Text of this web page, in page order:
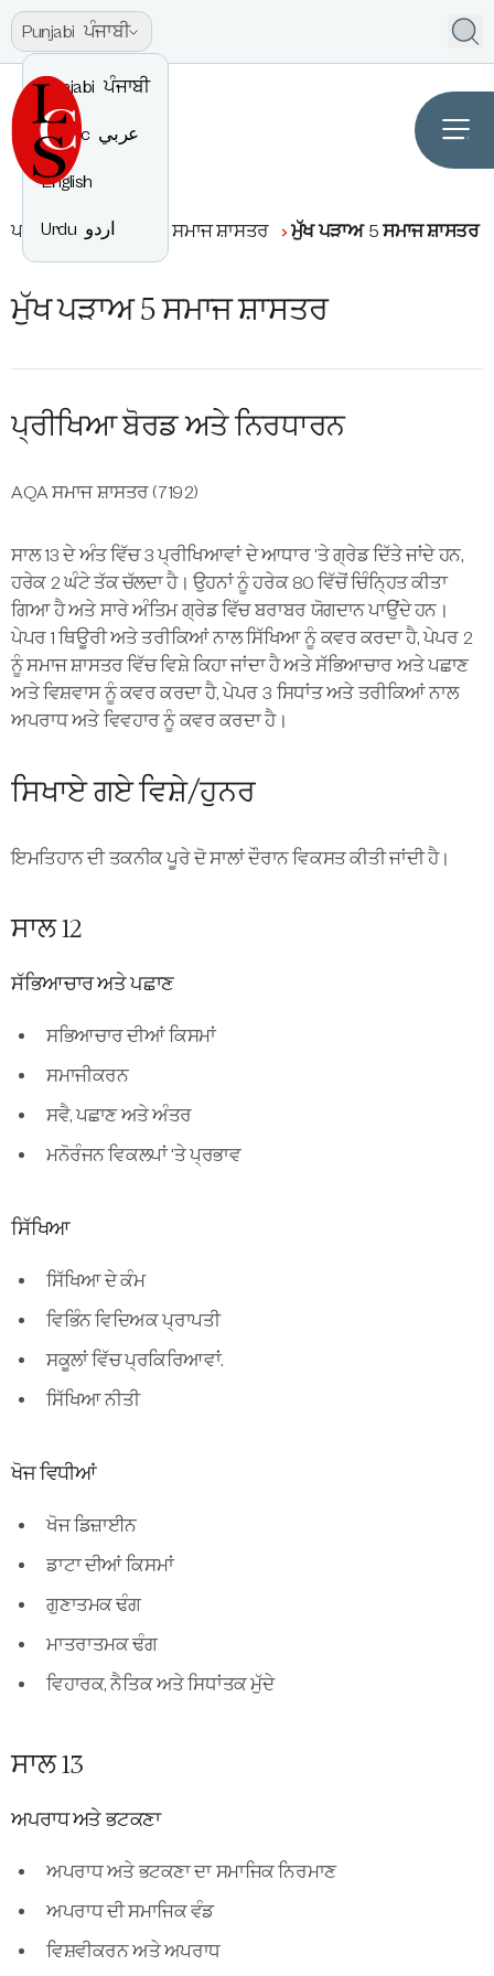
Punjabi ਪੰਜਾਬੀ
Punjabi ਪੰਜਾਬੀ
Arabic عربي
English
Urdu اردو ਪਾਠਕ੍ਰਮ ਮਨੁੱਖਤਾ ਸਮਾਜ ਸ਼ਾਸਤਰ ਮੁੱਖ ਪੜਾਅ 5 ਸਮਾਜ ਸ਼ਾਸਤਰ
ਮੁੱਖ ਪੜਾਅ 5 ਸਮਾਜ ਸ਼ਾਸਤਰ
ਪ੍ਰੀਖਿਆ ਬੋਰਡ ਅਤੇ ਨਿਰਧਾਰਨ
AQA ਸਮਾਜ ਸ਼ਾਸਤਰ (7192)
ਸਾਲ 13 ਦੇ ਅੰਤ ਵਿੱਚ 3 ਪ੍ਰੀਖਿਆਵਾਂ ਦੇ ਆਧਾਰ 'ਤੇ ਗ੍ਰੇਡ ਦਿੱਤੇ ਜਾਂਦੇ ਹਨ,
ਹਰੇਕ 2 ਘੰਟੇ ਤੱਕ ਚੱਲਦਾ ਹੈ। ਉਹਨਾਂ ਨੂੰ ਹਰੇਕ 80 ਵਿੱਚੋਂ ਚਿੰਨ੍ਹਿਤ ਕੀਤਾ
ਗਿਆ ਹੈ ਅਤੇ ਸਾਰੇ ਅੰਤਿਮ ਗ੍ਰੇਡ ਵਿੱਚ ਬਰਾਬਰ ਯੋਗਦਾਨ ਪਾਉਂਦੇ ਹਨ।
ਪੇਪਰ 1 ਥਿਊਰੀ ਅਤੇ ਤਰੀਕਿਆਂ ਨਾਲ ਸਿੱਖਿਆ ਨੂੰ ਕਵਰ ਕਰਦਾ ਹੈ, ਪੇਪਰ 2
ਨੂੰ ਸਮਾਜ ਸ਼ਾਸਤਰ ਵਿੱਚ ਵਿਸ਼ੇ ਕਿਹਾ ਜਾਂਦਾ ਹੈ ਅਤੇ ਸੱਭਿਆਚਾਰ ਅਤੇ ਪਛਾਣ
ਅਤੇ ਵਿਸ਼ਵਾਸ ਨੂੰ ਕਵਰ ਕਰਦਾ ਹੈ, ਪੇਪਰ 3 ਸਿਧਾਂਤ ਅਤੇ ਤਰੀਕਿਆਂ ਨਾਲ
ਅਪਰਾਧ ਅਤੇ ਵਿਵਹਾਰ ਨੂੰ ਕਵਰ ਕਰਦਾ ਹੈ।
ਸਿਖਾਏ ਗਏ ਵਿਸ਼ੇ/ਹੁਨਰ
ਇਮਤਿਹਾਨ ਦੀ ਤਕਨੀਕ ਪੂਰੇ ਦੋ ਸਾਲਾਂ ਦੌਰਾਨ ਵਿਕਸਤ ਕੀਤੀ ਜਾਂਦੀ ਹੈ।
ਸਾਲ 12
ਸੱਭਿਆਚਾਰ ਅਤੇ ਪਛਾਣ
ਸਭਿਆਚਾਰ ਦੀਆਂ ਕਿਸਮਾਂ
ਸਮਾਜੀਕਰਨ
ਸਵੈ, ਪਛਾਣ ਅਤੇ ਅੰਤਰ
ਮਨੋਰੰਜਨ ਵਿਕਲਪਾਂ 'ਤੇ ਪ੍ਰਭਾਵ
ਸਿੱਖਿਆ
ਸਿੱਖਿਆ ਦੇ ਕੰਮ
ਵਿਭਿੰਨ ਵਿਦਿਅਕ ਪ੍ਰਾਪਤੀ
ਸਕੂਲਾਂ ਵਿੱਚ ਪ੍ਰਕਿਰਿਆਵਾਂ.
ਸਿੱਖਿਆ ਨੀਤੀ
ਖੋਜ ਵਿਧੀਆਂ
ਖੋਜ ਡਿਜ਼ਾਈਨ
ਡਾਟਾ ਦੀਆਂ ਕਿਸਮਾਂ
ਗੁਣਾਤਮਕ ਢੰਗ
ਮਾਤਰਾਤਮਕ ਢੰਗ
ਵਿਹਾਰਕ, ਨੈਤਿਕ ਅਤੇ ਸਿਧਾਂਤਕ ਮੁੱਦੇ
ਸਾਲ 13
ਅਪਰਾਧ ਅਤੇ ਭਟਕਣਾ
ਅਪਰਾਧ ਅਤੇ ਭਟਕਣਾ ਦਾ ਸਮਾਜਿਕ ਨਿਰਮਾਣ
ਅਪਰਾਧ ਦੀ ਸਮਾਜਿਕ ਵੰਡ
ਵਿਸ਼ਵੀਕਰਨ ਅਤੇ ਅਪਰਾਧ